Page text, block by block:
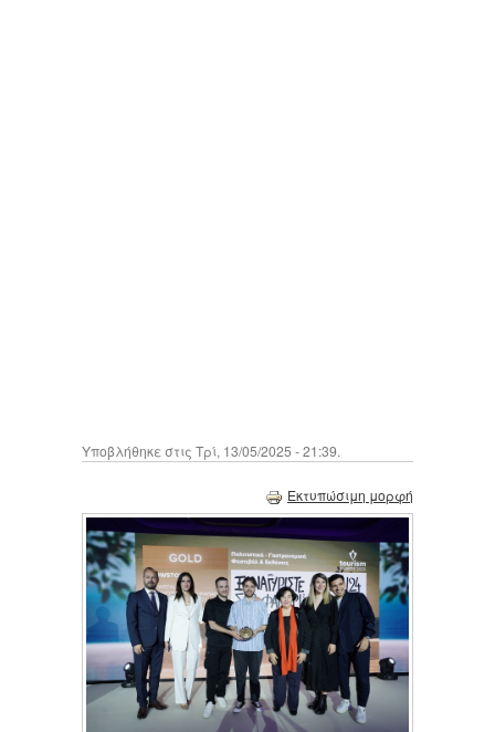
Υποβλήθηκε στις Τρί, 13/05/2025 - 21:39.
Εκτυπώσιμη μορφή